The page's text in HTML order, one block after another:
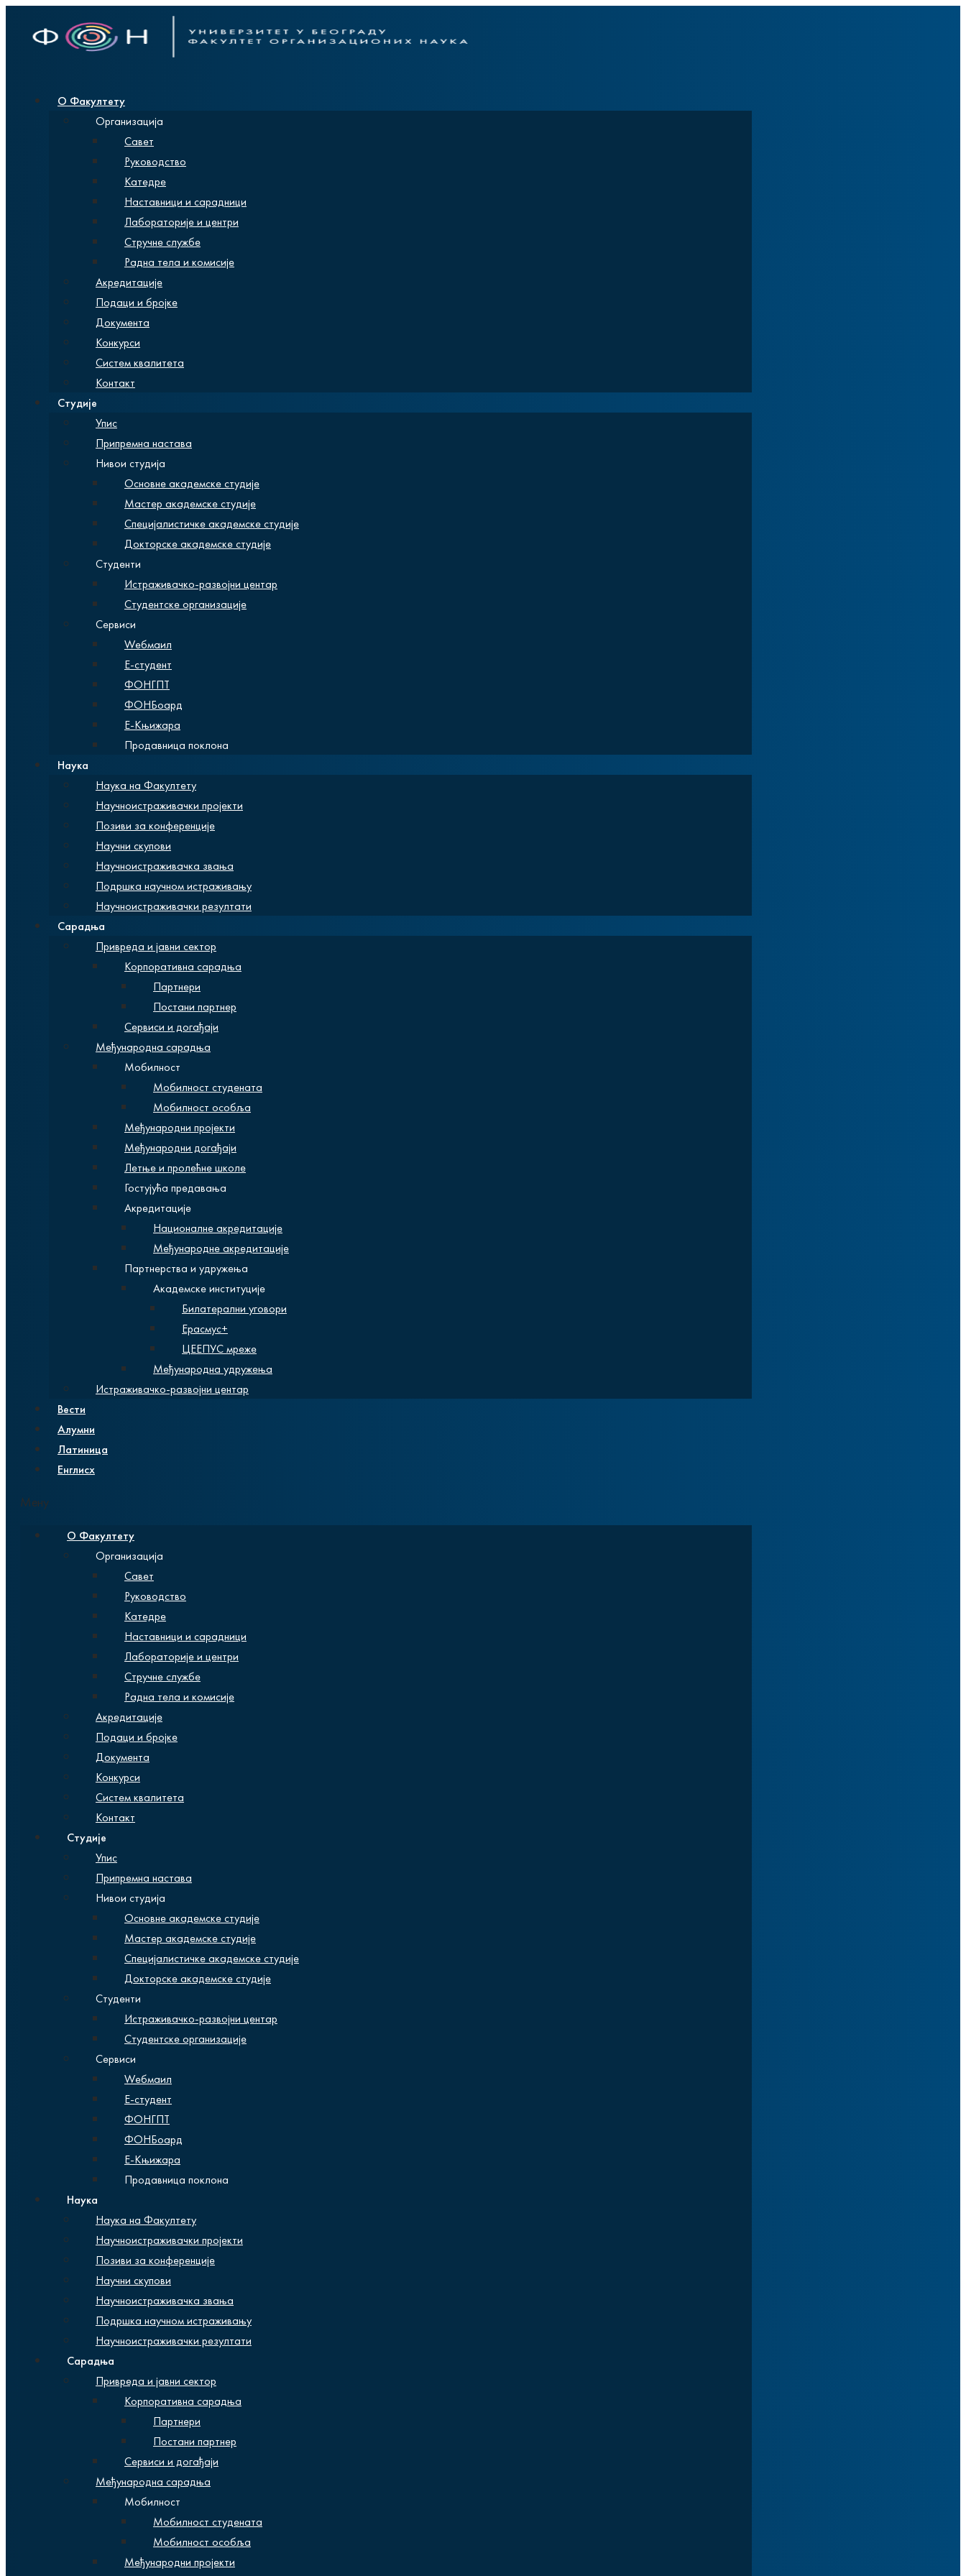
О Факултету
Организација
Савет
Руководство
Катедре
Наставници и сарадници
Лабораторије и центри
Стручне службе
Радна тела и комисије
Акредитације
Подаци и бројке
Документа
Конкурси
Систем квалитета
Контакт
Студије
Упис
Припремна настава
Нивои студија
Основне академске студије
Мастер академске студије
Специјалистичке академске студије
Докторске академске студије
Студенти
Истраживачко-развојни центар
Студентске организације
Сервиси
Wебмаил
Е-студент
ФОНГПТ
ФОНБоард
Е-Књижара
Продавница поклона
Наука
Наука на Факултету
Научноистраживачки пројекти
Позиви за конференције
Научни скупови
Научноистраживачка звања
Подршка научном истраживању
Научноистраживачки резултати
Сарадња
Привреда и јавни сектор
Корпоративна сарадња
Партнери
Постани партнер
Сервиси и догађаји
Међународна сарадња
Мобилност
Мобилност студената
Мобилност особља
Међународни пројекти
Међународни догађаји
Летње и пролећне школе
Гостујућа предавања
Акредитације
Националне акредитације
Међународне акредитације
Партнерства и удружења
Академске институције
Билатерални уговори
Ерасмус+
ЦЕЕПУС мреже
Међународна удружења
Истраживачко-развојни центар
Вести
Алумни
Латиница
Енглисх
Мену
О Факултету
Организација
Савет
Руководство
Катедре
Наставници и сарадници
Лабораторије и центри
Стручне службе
Радна тела и комисије
Акредитације
Подаци и бројке
Документа
Конкурси
Систем квалитета
Контакт
Студије
Упис
Припремна настава
Нивои студија
Основне академске студије
Мастер академске студије
Специјалистичке академске студије
Докторске академске студије
Студенти
Истраживачко-развојни центар
Студентске организације
Сервиси
Wебмаил
Е-студент
ФОНГПТ
ФОНБоард
Е-Књижара
Продавница поклона
Наука
Наука на Факултету
Научноистраживачки пројекти
Позиви за конференције
Научни скупови
Научноистраживачка звања
Подршка научном истраживању
Научноистраживачки резултати
Сарадња
Привреда и јавни сектор
Корпоративна сарадња
Партнери
Постани партнер
Сервиси и догађаји
Међународна сарадња
Мобилност
Мобилност студената
Мобилност особља
Међународни пројекти